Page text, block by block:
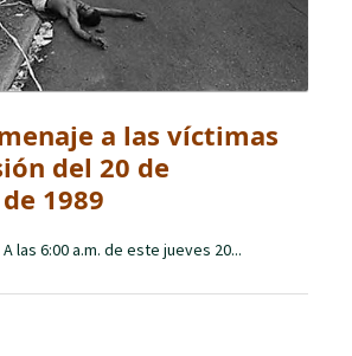
a las víctimas
del 20 de
1989
las 6:00 a.m. de este jueves 20...